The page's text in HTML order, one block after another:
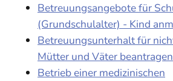
Betreuungsangebote für
(Grundschulalter) - Kind
Betreuungsunterhalt für
Mütter und Väter beantragen
Betrieb einer medizinischen